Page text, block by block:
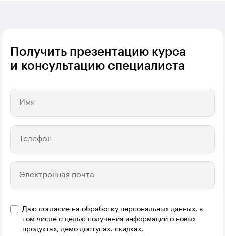
Получить презентацию курса
и консультацию специалиста
Имя
Телефон
Электронная почта
Даю согласие на обработку персональных данных, в
том числе с целью получения информации о новых
продуктах, демо доступах, скидках,